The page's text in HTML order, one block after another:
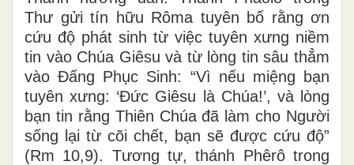
Thư gửi tín hữu Rôma tuyên bố rằng ơn
cứu độ phát sinh từ việc tuyên xưng niềm
tin vào Chúa Giêsu và từ lòng tin sâu thẳm
vào Đấng Phục Sinh: “Vì nếu miệng bạn
tuyên xưng: ‘Đức Giêsu là Chúa!’, và lòng
bạn tin rằng Thiên Chúa đã làm cho Người
sống lại từ cõi chết, bạn sẽ được cứu độ”
(Rm 10,9). Tương tự, thánh Phêrô trong